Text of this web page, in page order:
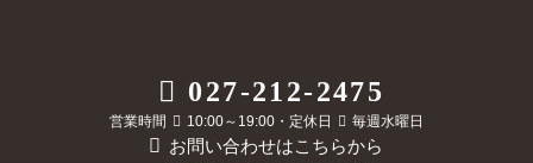
質屋かんてい局
前橋店
027-212-2475
営業時間 10:00～19:00・定休日 毎週水曜日
お問い合わせはこちらから